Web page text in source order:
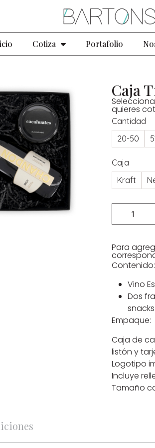
Cotiza Portafolio
Caja
quieres
Cantidad
20-50
Caja
Kraft
Para
Contenido:
Vino
Dos
Empaque:
Caja de
listón y
Logotipo
Incluye
Tamaño